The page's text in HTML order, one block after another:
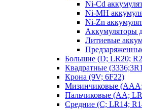
Ni-Cd
Ni-MH
Ni-Zn
Аккумуляторы
Литиевые
Большие (D; LR20;
Квадратные
Крона (9V; 6F22)
Мизинчиковые
Пальчиковые (AA;
Средние (C; LR14;